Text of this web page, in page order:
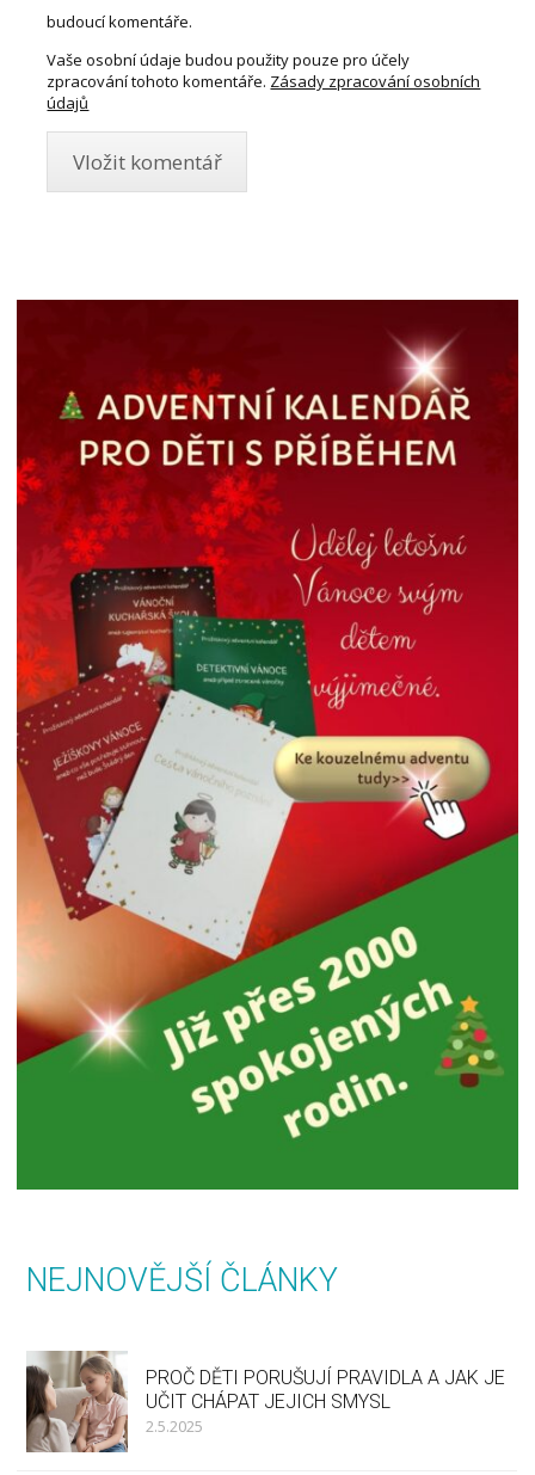
budoucí komentáře.
Vaše osobní údaje budou použity pouze pro účely
zpracování tohoto komentáře. Zásady zpracování osobních
údajů
NEJNOVĚJŠÍ ČLÁNKY
PROČ DĚTI PORUŠUJÍ PRAVIDLA A JAK JE
UČIT CHÁPAT JEJICH SMYSL
2.5.2025